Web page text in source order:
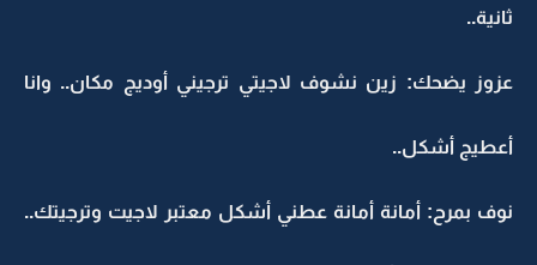
ثانية..
عزوز يضحك: زين نشوف لاجيتي ترجيني أوديج مكان.. وانا
أعطيج أشكل..
نوف بمرح: أمانة أمانة عطني أشكل معتبر لاجيت وترجيتك..